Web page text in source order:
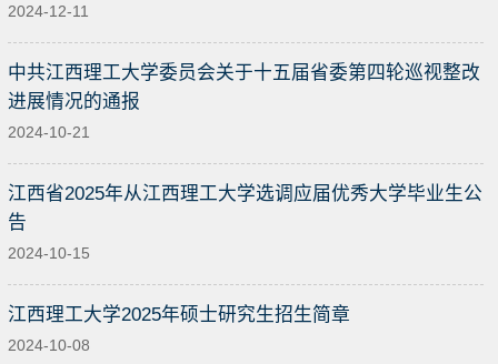
2024-12-11
中共江西理工大学委员会关于十五届省委第四轮巡视整改
进展情况的通报
2024-10-21
江西省2025年从江西理工大学选调应届优秀大学毕业生公
告
2024-10-15
江西理工大学2025年硕士研究生招生简章
2024-10-08